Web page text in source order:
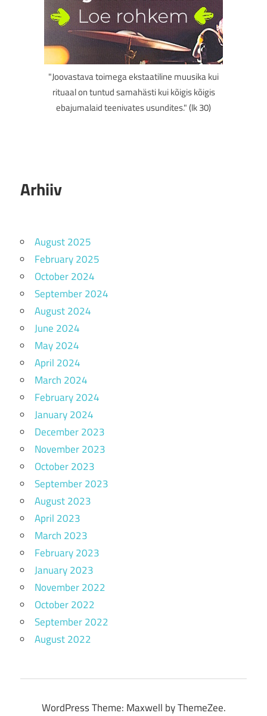
"Joovastava toimega ekstaatiline muusika kui
rituaal on tuntud samahästi kui kõigis kõigis
ebajumalaid teenivates usundites." (lk 30)
Arhiiv
August 2025
February 2025
October 2024
September 2024
August 2024
June 2024
May 2024
April 2024
March 2024
February 2024
January 2024
December 2023
November 2023
October 2023
September 2023
August 2023
April 2023
March 2023
February 2023
January 2023
November 2022
October 2022
September 2022
August 2022
WordPress Theme: Maxwell by ThemeZee.